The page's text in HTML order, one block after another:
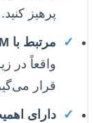
پرهیز
✓ مرتبط با IHRM:
واقعاً در
قرار
✓ دارای